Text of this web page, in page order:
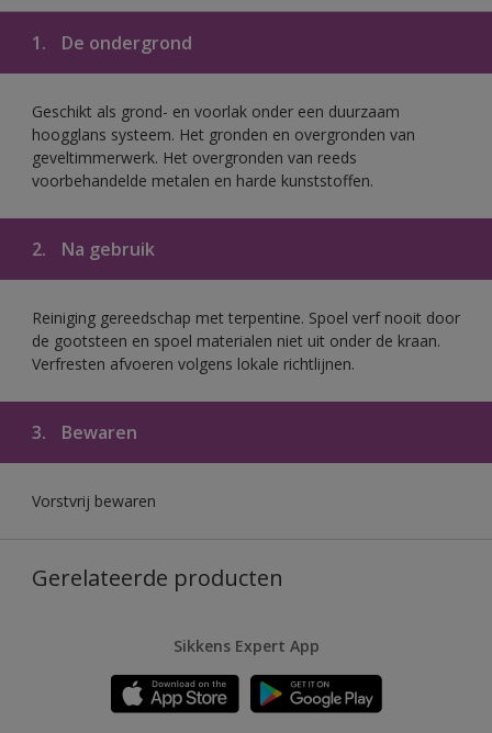
1. De ondergrond
Geschikt als grond- en voorlak onder een duurzaam
hoogglans systeem. Het gronden en overgronden van
geveltimmerwerk. Het overgronden van reeds
voorbehandelde metalen en harde kunststoffen.
2. Na gebruik
Reiniging gereedschap met terpentine. Spoel verf nooit door
de gootsteen en spoel materialen niet uit onder de kraan.
Verfresten afvoeren volgens lokale richtlijnen.
3. Bewaren
Vorstvrij bewaren
Gerelateerde producten
Sikkens Expert App